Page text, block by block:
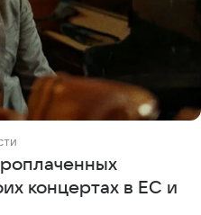
концертах в ЕС и